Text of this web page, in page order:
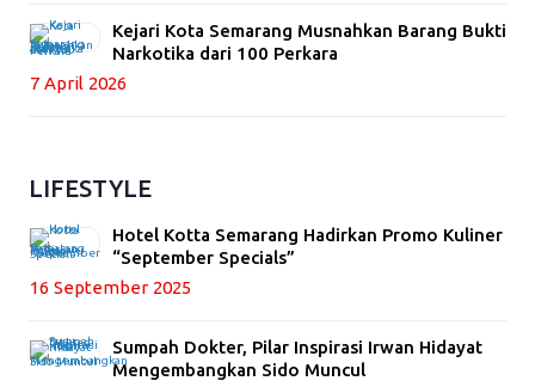
Kejari Kota Semarang Musnahkan Barang Bukti
Narkotika dari 100 Perkara
7 April 2026
LIFESTYLE
Hotel Kotta Semarang Hadirkan Promo Kuliner
“September Specials”
16 September 2025
Sumpah Dokter, Pilar Inspirasi Irwan Hidayat
Mengembangkan Sido Muncul